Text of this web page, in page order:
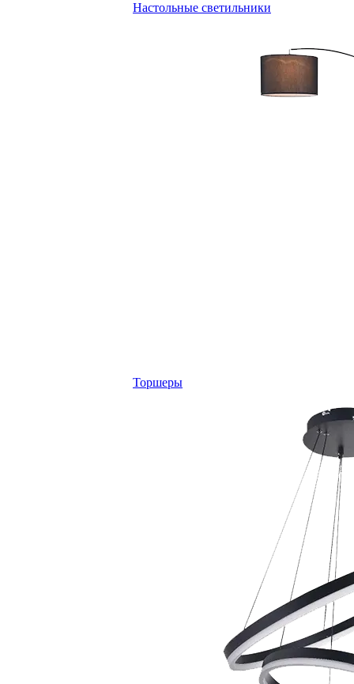
Настольные светильники
Торшеры